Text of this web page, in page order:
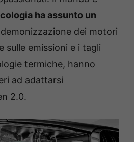
ha assunto un
dei motori
sulle emissioni e i tagli
termiche, hanno
ad adattarsi
2.0.